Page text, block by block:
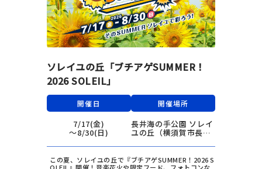
ソレイユの丘「ブチアゲSUMMER！
2026 SOLEIL」
開催日
7/17(金)
〜8/30(日)
開催場所
長井海の手公園 ソレイ
ユの丘（横須賀市長井
この夏、ソレイユの丘で『ブチアゲSUMMER！2026 S